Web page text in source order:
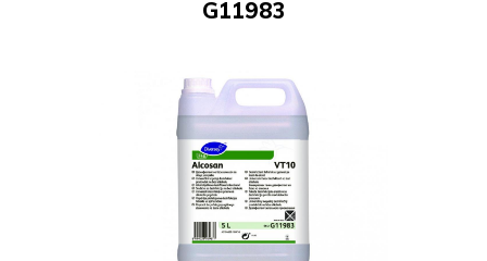
G11983